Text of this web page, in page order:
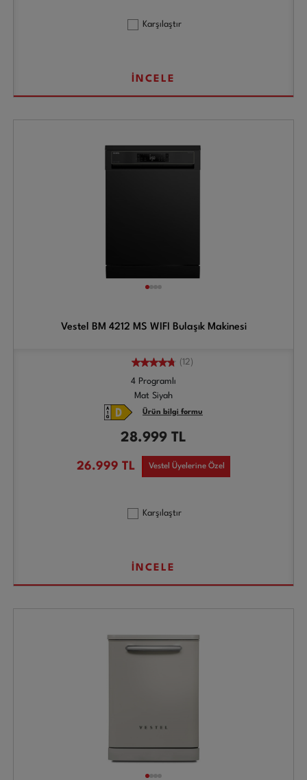
Karşılaştır
İNCELE
Vestel BM 4212 MS WIFI Bulaşık Makinesi
(12)
4 Programlı
Mat Siyah
Ürün bilgi formu
28.999 TL
26.999 TL Vestel Üyelerine Özel
Karşılaştır
İNCELE